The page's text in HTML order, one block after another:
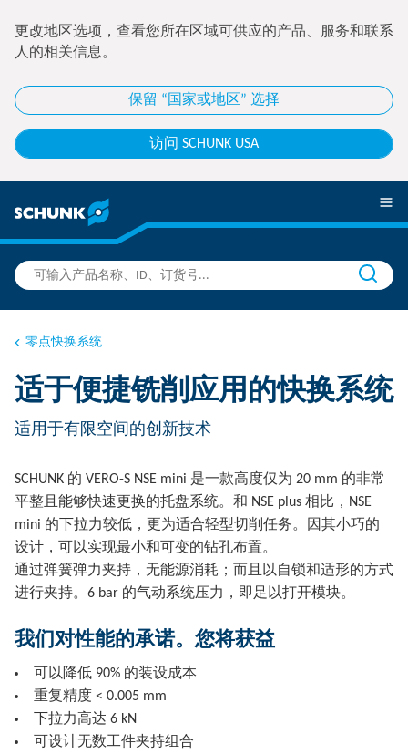
更改地区选项，查看您所在区域可供应的产品、服务和联系
人的相关信息。
保留 “国家或地区” 选择
访问 SCHUNK USA
零点快换系统
适于便捷铣削应用的快换系统
适用于有限空间的创新技术
SCHUNK 的 VERO-S NSE mini 是一款高度仅为 20 mm 的非常
平整且能够快速更换的托盘系统。和 NSE plus 相比，NSE
mini 的下拉力较低，更为适合轻型切削任务。因其小巧的
设计，可以实现最小和可变的钻孔布置。
通过弹簧弹力夹持，无能源消耗；而且以自锁和适形的方式
进行夹持。6 bar 的气动系统压力，即足以打开模块。
我们对性能的承诺。您将获益
可以降低 90% 的装设成本
重复精度 < 0.005 mm
下拉力高达 6 kN
可设计无数工件夹持组合